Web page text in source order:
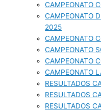
CAMPEONATO
CAMPEONATO
2025
CAMPEONATO
CAMPEONATO
CAMPEONATO
CAMPEONATO
RESULTADOS
RESULTADOS
RESULTADOS